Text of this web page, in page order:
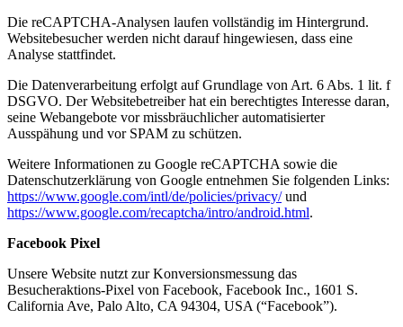
Die reCAPTCHA-Analysen laufen vollständig im Hintergrund.
Websitebesucher werden nicht darauf hingewiesen, dass eine
Analyse stattfindet.
Die Datenverarbeitung erfolgt auf Grundlage von Art. 6 Abs. 1 lit. f
DSGVO. Der Websitebetreiber hat ein berechtigtes Interesse daran,
seine Webangebote vor missbräuchlicher automatisierter
Ausspähung und vor SPAM zu schützen.
Weitere Informationen zu Google reCAPTCHA sowie die
Datenschutzerklärung von Google entnehmen Sie folgenden Links:
https://www.google.com/intl/de/policies/privacy/und
https://www.google.com/recaptcha/intro/android.html.
Facebook Pixel
Unsere Website nutzt zur Konversionsmessung das
Besucheraktions-Pixel von Facebook, Facebook Inc., 1601 S.
California Ave, Palo Alto, CA 94304, USA (“Facebook”).